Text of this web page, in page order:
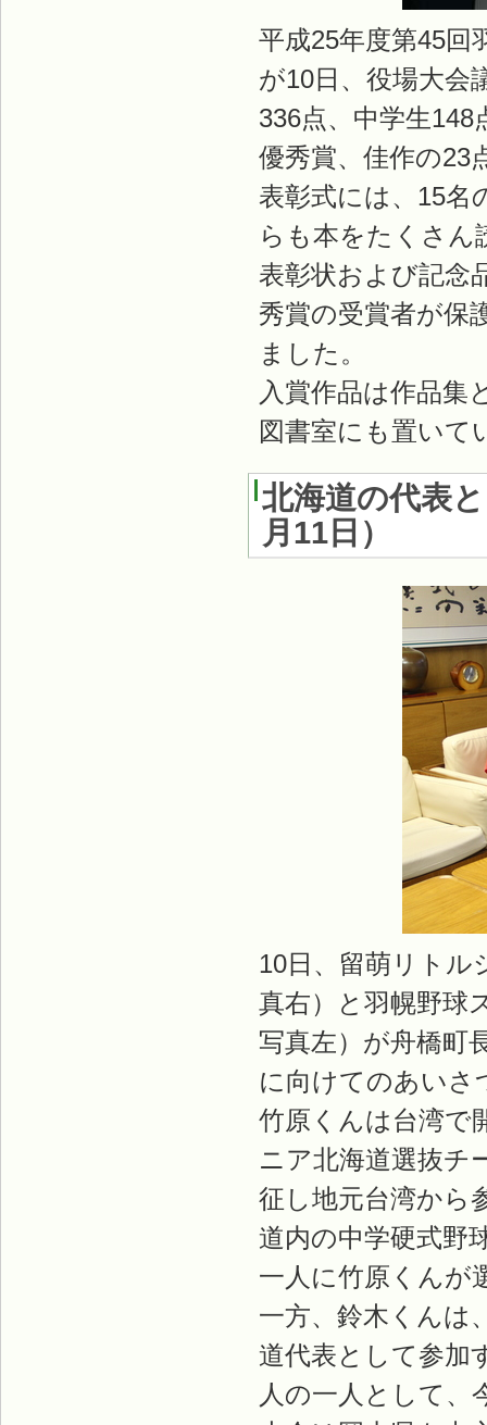
平成25年度第45回
が10日、役場大会
336点、中学生
優秀賞、佳作の23
表彰式には、15名
らも本をたくさ
表彰状および記念
秀賞の受賞者が保
ました。
入賞作品は作品集
図書室にも置いて
北海道の代表
月11日 ）
10日、留萌リトル
真右）と羽幌野球
写真左）が舟橋町
に向けてのあいさ
竹原くんは台湾で
ニア北海道選抜チ
征し地元台湾から
道内の中学硬式野
一人に竹原くんが
一方、鈴木くんは
道代表として参加
人の一人として、